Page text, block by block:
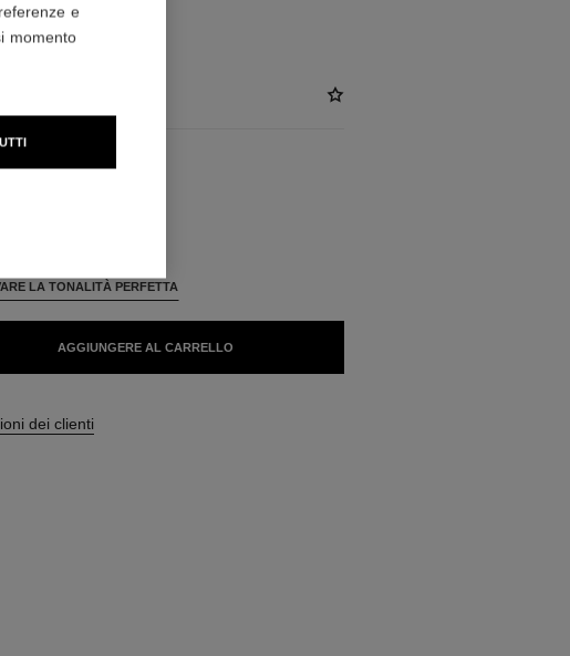
DISPONIBILI
LA TONALITÀ PERFETTA
AGGIUNGERE AL CARRELLO
dei clienti
e
momento